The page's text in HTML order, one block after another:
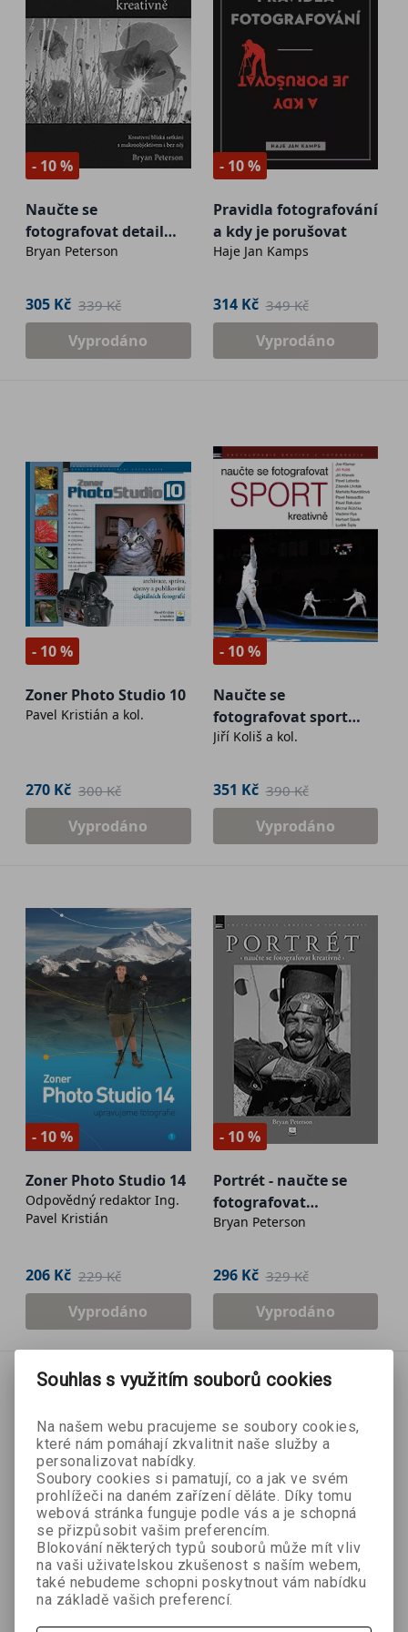
- 10 %
Naučte se
fotografovat detail
kreativně
Bryan Peterson
305 Kč 339 Kč
Vyprodáno
- 10 %
Pravidla fotografování
a kdy je porušovat
Haje Jan Kamps
314 Kč 349 Kč
Vyprodáno
- 10 %
Zoner Photo Studio 10
Pavel Kristián a kol.
270 Kč 300 Kč
Vyprodáno
- 10 %
Naučte se
fotografovat sport
kreativně
Jiří Koliš a kol.
351 Kč 390 Kč
Vyprodáno
- 10 %
Zoner Photo Studio 14
Odpovědný redaktor Ing.
Pavel Kristián
206 Kč 229 Kč
Vyprodáno
- 10 %
Portrét - naučte se
fotografovat
kreativně
Bryan Peterson
296 Kč 329 Kč
Vyprodáno
- 10 % - 10 %
Souhlas s využitím souborů cookies
Na našem webu pracujeme se soubory cookies,
které nám pomáhají zkvalitnit naše služby a
personalizovat nabídky.
Soubory cookies si pamatují, co a jak ve svém
prohlížeči na daném zařízení děláte. Díky tomu
webová stránka funguje podle vás a je schopná
se přizpůsobit vašim preferencím.
Blokování některých typů souborů může mít vliv
na vaši uživatelskou zkušenost s naším webem,
také nebudeme schopni poskytnout vám nabídku
na základě vašich preferencí.